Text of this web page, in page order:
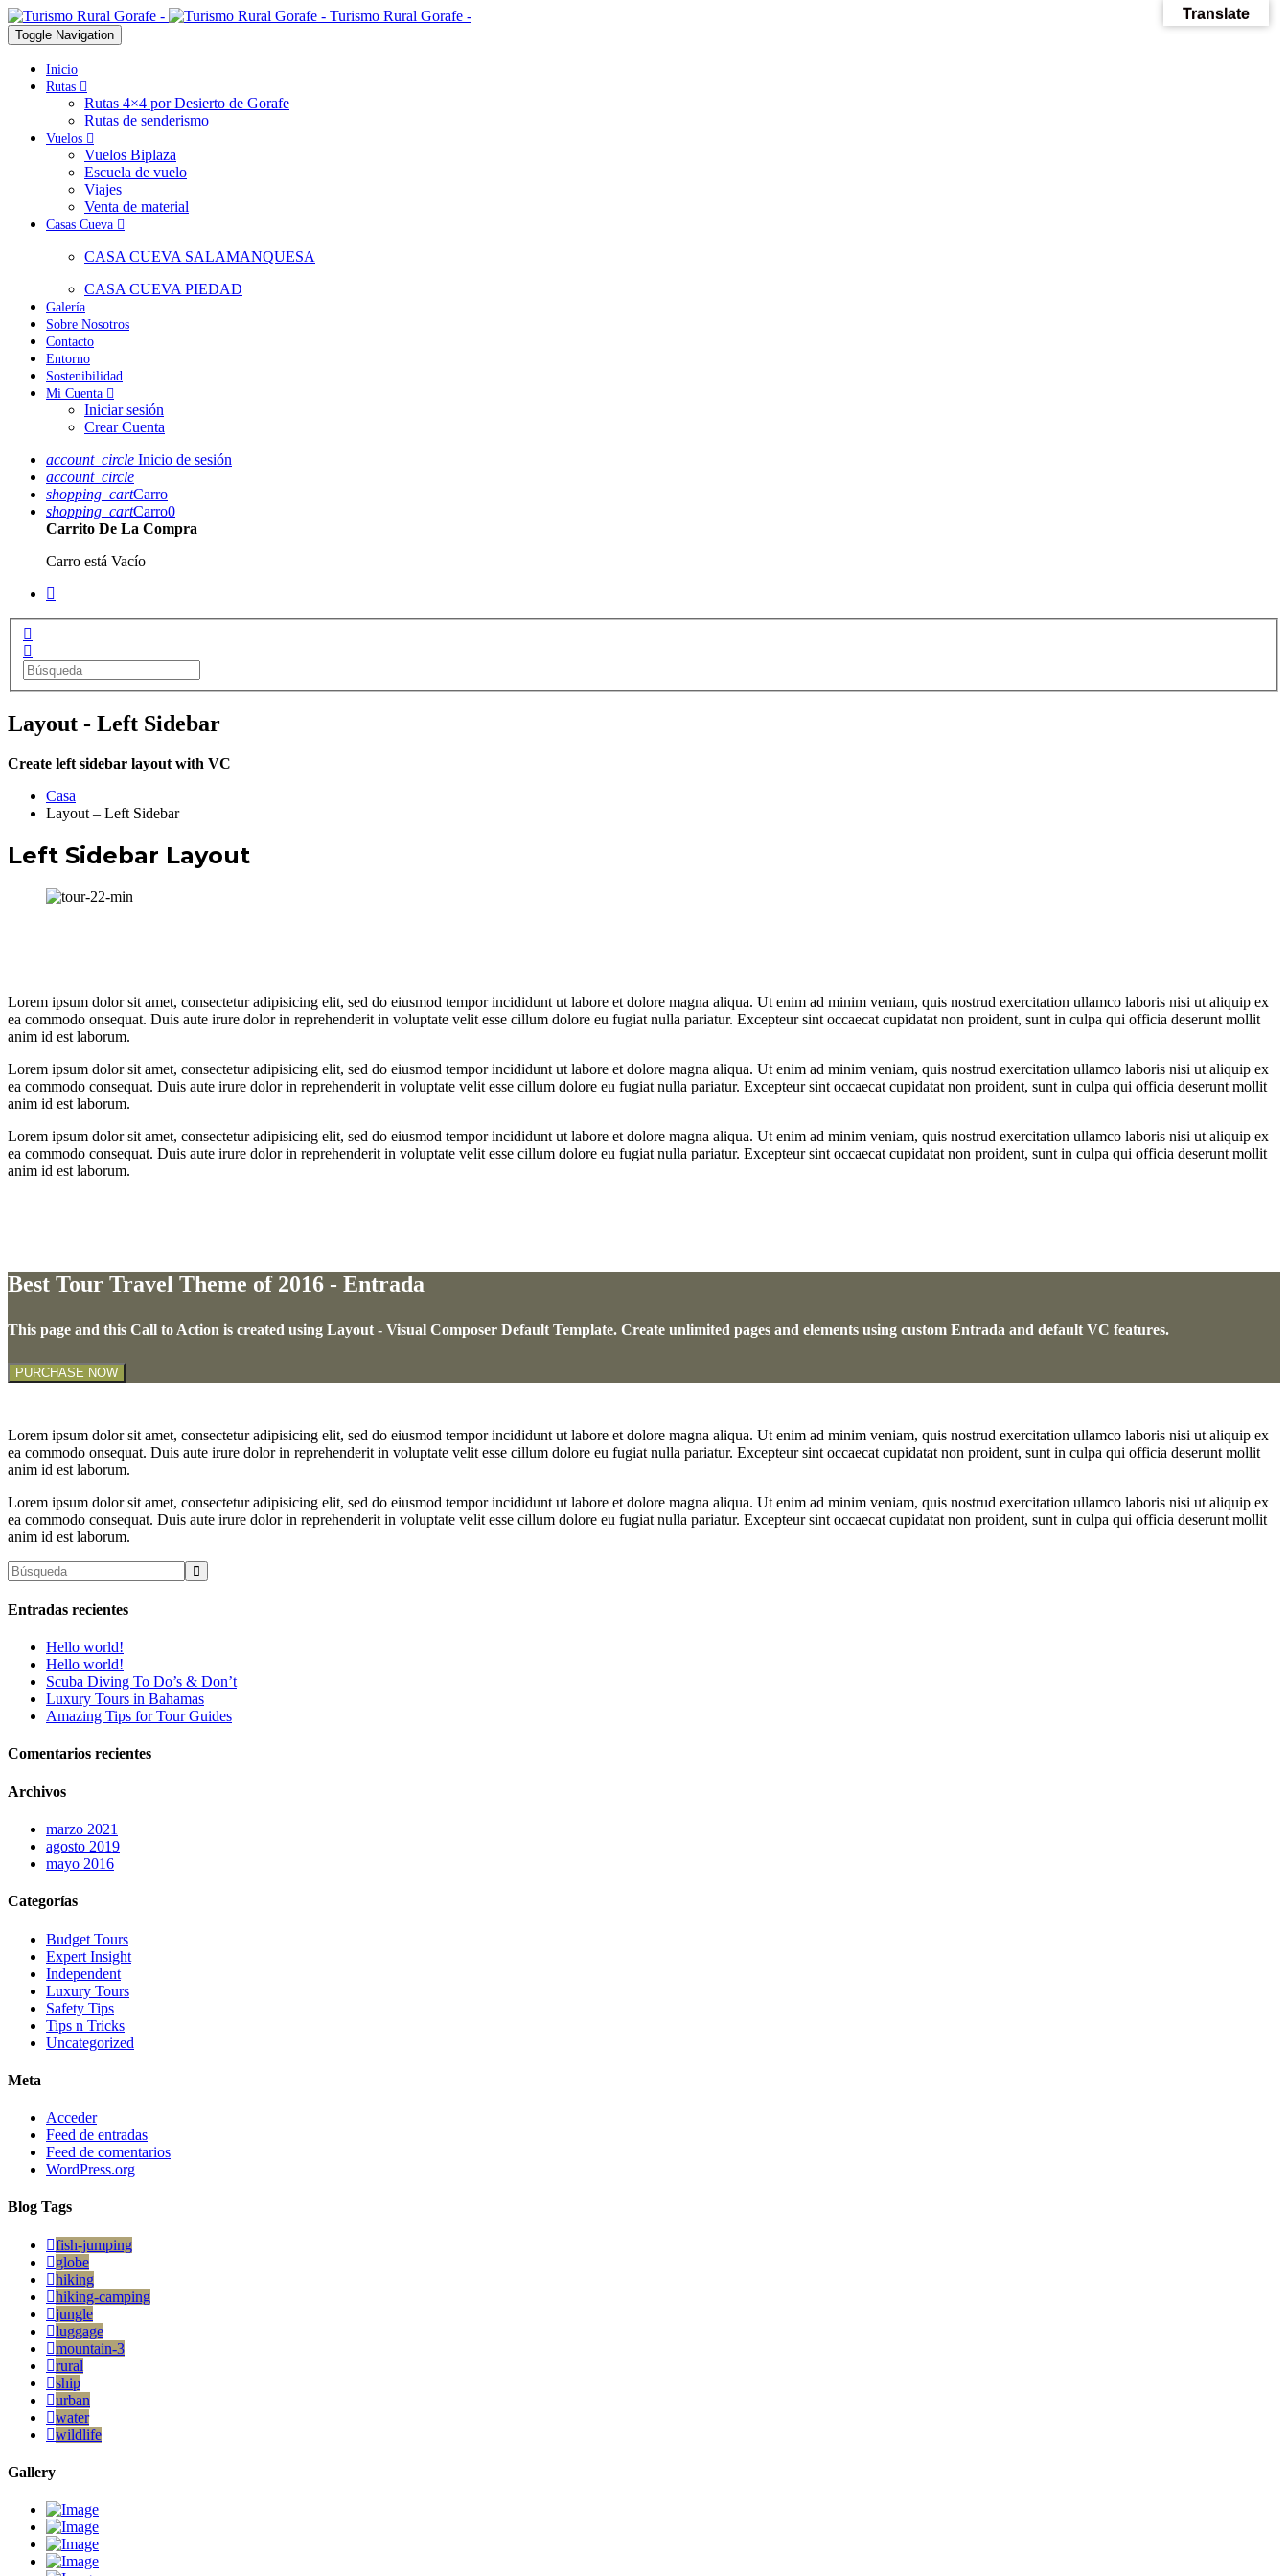
Turismo Rural Gorafe -
Toggle Navigation
Inicio
Rutas
Rutas 4×4 por Desierto de Gorafe
Rutas de senderismo
Vuelos
Vuelos Biplaza
Escuela de vuelo
Viajes
Venta de material
Casas Cueva
CASA CUEVA SALAMANQUESA
CASA CUEVA PIEDAD
Galería
Sobre Nosotros
Contacto
Entorno
Sostenibilidad
Mi Cuenta
Iniciar sesión
Crear Cuenta
account_circle Inicio de sesión
account_circle
shopping_cartCarro
shopping_cartCarro0
Carrito De La Compra
Carro está Vacío
Layout - Left Sidebar
Create left sidebar layout with VC
Casa
Layout – Left Sidebar
Left Sidebar Layout
Lorem ipsum dolor sit amet, consectetur adipisicing elit, sed do eiusmod tempor incididunt ut labore et dolore magna aliqua. Ut enim ad minim veniam, quis nostrud exercitation ullamco laboris nisi ut aliquip ex
ea commodo onsequat. Duis aute irure dolor in reprehenderit in voluptate velit esse cillum dolore eu fugiat nulla pariatur. Excepteur sint occaecat cupidatat non proident, sunt in culpa qui officia deserunt mollit
anim id est laborum.
Lorem ipsum dolor sit amet, consectetur adipisicing elit, sed do eiusmod tempor incididunt ut labore et dolore magna aliqua. Ut enim ad minim veniam, quis nostrud exercitation ullamco laboris nisi ut aliquip ex
ea commodo consequat. Duis aute irure dolor in reprehenderit in voluptate velit esse cillum dolore eu fugiat nulla pariatur. Excepteur sint occaecat cupidatat non proident, sunt in culpa qui officia deserunt mollit
anim id est laborum.
Lorem ipsum dolor sit amet, consectetur adipisicing elit, sed do eiusmod tempor incididunt ut labore et dolore magna aliqua. Ut enim ad minim veniam, quis nostrud exercitation ullamco laboris nisi ut aliquip ex
ea commodo consequat. Duis aute irure dolor in reprehenderit in voluptate velit esse cillum dolore eu fugiat nulla pariatur. Excepteur sint occaecat cupidatat non proident, sunt in culpa qui officia deserunt mollit
anim id est laborum.
Best Tour Travel Theme of 2016 - Entrada
This page and this Call to Action is created using Layout - Visual Composer Default Template. Create unlimited pages and elements using custom Entrada and default VC features.
PURCHASE NOW
Lorem ipsum dolor sit amet, consectetur adipisicing elit, sed do eiusmod tempor incididunt ut labore et dolore magna aliqua. Ut enim ad minim veniam, quis nostrud exercitation ullamco laboris nisi ut aliquip ex
ea commodo onsequat. Duis aute irure dolor in reprehenderit in voluptate velit esse cillum dolore eu fugiat nulla pariatur. Excepteur sint occaecat cupidatat non proident, sunt in culpa qui officia deserunt mollit
anim id est laborum.
Lorem ipsum dolor sit amet, consectetur adipisicing elit, sed do eiusmod tempor incididunt ut labore et dolore magna aliqua. Ut enim ad minim veniam, quis nostrud exercitation ullamco laboris nisi ut aliquip ex
ea commodo consequat. Duis aute irure dolor in reprehenderit in voluptate velit esse cillum dolore eu fugiat nulla pariatur. Excepteur sint occaecat cupidatat non proident, sunt in culpa qui officia deserunt mollit
anim id est laborum.
Entradas recientes
Hello world!
Hello world!
Scuba Diving To Do’s & Don’t
Luxury Tours in Bahamas
Amazing Tips for Tour Guides
Comentarios recientes
Archivos
marzo 2021
agosto 2019
mayo 2016
Categorías
Budget Tours
Expert Insight
Independent
Luxury Tours
Safety Tips
Tips n Tricks
Uncategorized
Meta
Acceder
Feed de entradas
Feed de comentarios
WordPress.org
Blog Tags
fish-jumping
globe
hiking
hiking-camping
jungle
luggage
mountain-3
rural
ship
urban
water
wildlife
Gallery
Translate